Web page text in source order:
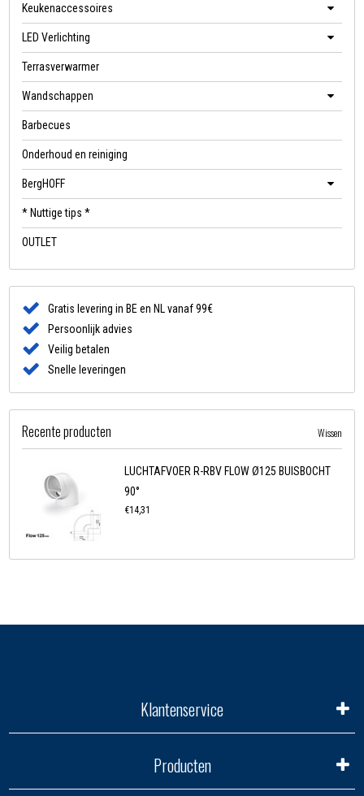
Keukenaccessoires
LED Verlichting
Terrasverwarmer
Wandschappen
Barbecues
Onderhoud en reiniging
BergHOFF
* Nuttige tips *
OUTLET
Gratis levering in BE en NL vanaf 99€
Persoonlijk advies
Veilig betalen
Snelle leveringen
Recente producten Wissen
LUCHTAFVOER R-RBV FLOW Ø125 BUISBOCHT
90°
€14,31
Klantenservice
Producten